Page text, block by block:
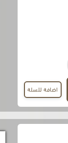
اضافة للسلة